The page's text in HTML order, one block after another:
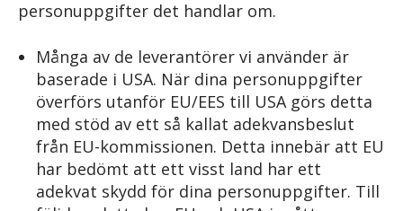
personuppgifter det handlar om.
Många av de leverantörer vi använder är
baserade i USA. När dina personuppgifter
överförs utanför EU/EES till USA görs detta
med stöd av ett så kallat adekvansbeslut
från EU-kommissionen. Detta innebär att EU
har bedömt att ett visst land har ett
adekvat skydd för dina personuppgifter. Till